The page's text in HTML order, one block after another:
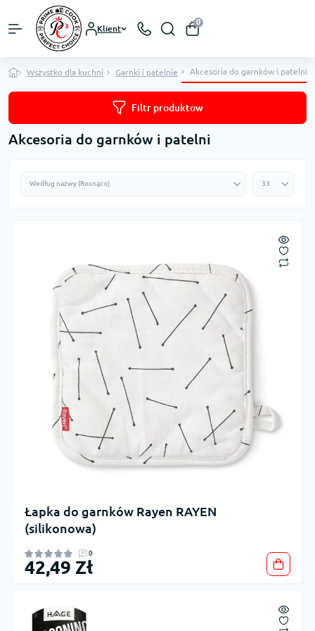
Klient
0
Wszystko dla kuchni Garnki i patelnie Akcesoria do garnków i patelni
Filtr produktow
Akcesoria do garnków i patelni
Łapka do garnków Rayen RAYEN
(silikonowa)
0
42,49 Zł